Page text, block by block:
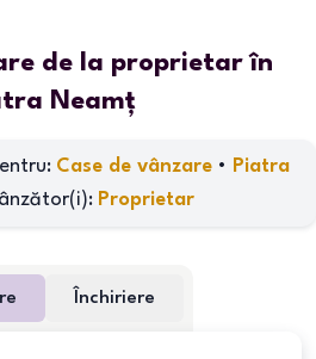
de la proprietar în
Neamț
Case de vânzare • Piatra
: Proprietar
Închiriere